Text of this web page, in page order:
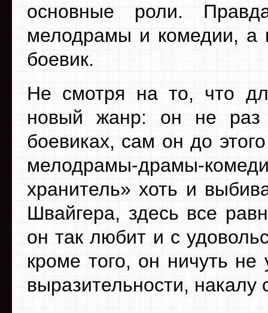
основные роли.
мелодрамы и комедии, а
боевик.
Не смотря на то, что
новый жанр: он не раз
боевиках, сам он до
мелодрамы-драмы-
хранитель» хоть и
Швайгера, здесь все
он так любит и с
кроме того, он ничуть
выразительности, накалу